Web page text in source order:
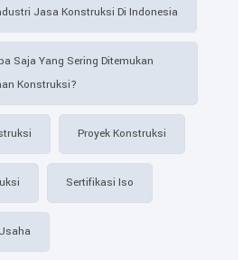
Jasa Konstruksi Di Indonesia
Saja Yang Sering Ditemukan
Konstruksi?
Proyek Konstruksi
Sertifikasi Iso